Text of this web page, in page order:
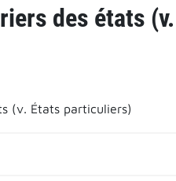
des états
(v. États particuliers)